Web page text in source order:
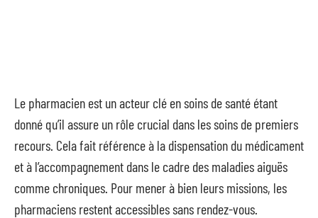
Le pharmacien est un acteur clé en soins de santé étant
donné qu’il assure un rôle crucial dans les soins de premiers
recours. Cela fait référence à la dispensation du médicament
et à l’accompagnement dans le cadre des maladies aiguës
comme chroniques. Pour mener à bien leurs missions, les
pharmaciens restent accessibles sans rendez-vous.